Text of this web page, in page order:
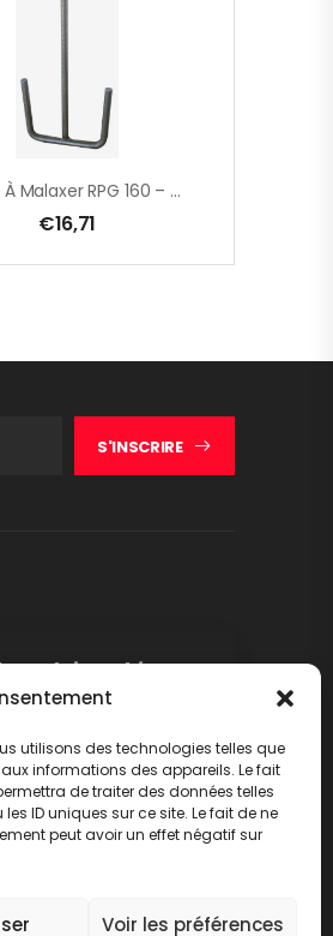
utilisons des technologies telles que
informations des appareils. Le fait
de traiter des données telles
ID uniques sur ce site. Le fait de ne
peut avoir un effet négatif sur
Voir les préférences
Palette À Malaxer RPG 160 – M 14 – 160 X 600 Mm
€16,71
S'INSCRIRE
produit Makita –
graisse DGP180